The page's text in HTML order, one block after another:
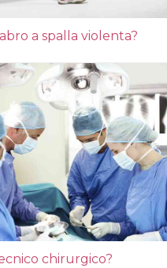
a spalla violenta?
chirurgico?